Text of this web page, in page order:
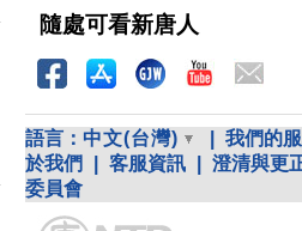
隨處可看新唐人
語言： 中文(台灣) 我們的
於我們
客服資訊 澄清與更
委員會